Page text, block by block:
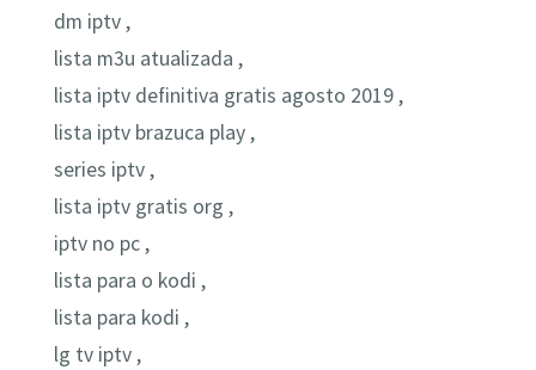
dm iptv ,
lista m3u atualizada ,
lista iptv definitiva gratis agosto 2019 ,
lista iptv brazuca play ,
series iptv ,
lista iptv gratis org ,
iptv no pc ,
lista para o kodi ,
lista para kodi ,
lg tv iptv ,